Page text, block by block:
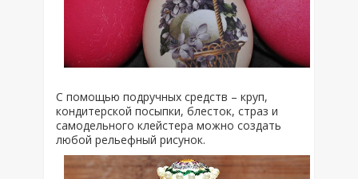
С помощью подручных средств – круп,
кондитерской посыпки, блесток, страз и
самодельного клейстера можно создать
любой рельефный рисунок.